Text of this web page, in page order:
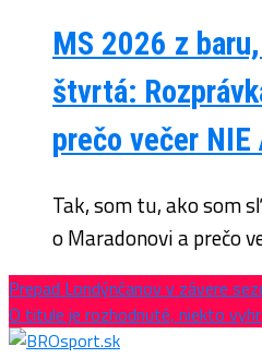
MS 2026 z
štvrtá:
prečo večer
Tak, som tu, ako som
o Maradonovi a prečo
Prepad Londýnčanov v závere
O titule je rozhodnuté, niekto